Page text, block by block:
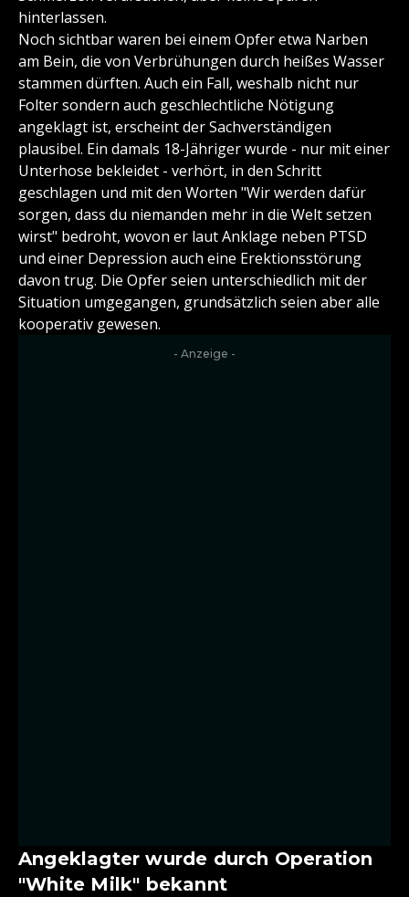
hinterlassen.
Noch sichtbar waren bei einem Opfer etwa Narben
am Bein, die von Verbrühungen durch heißes Wasser
stammen dürften. Auch ein Fall, weshalb nicht nur
Folter sondern auch geschlechtliche Nötigung
angeklagt ist, erscheint der Sachverständigen
plausibel. Ein damals 18-Jähriger wurde - nur mit einer
Unterhose bekleidet - verhört, in den Schritt
geschlagen und mit den Worten "Wir werden dafür
sorgen, dass du niemanden mehr in die Welt setzen
wirst" bedroht, wovon er laut Anklage neben PTSD
und einer Depression auch eine Erektionsstörung
davon trug. Die Opfer seien unterschiedlich mit der
Situation umgegangen, grundsätzlich seien aber alle
kooperativ gewesen.
- Anzeige -
Angeklagter wurde durch Operation
"White Milk" bekannt